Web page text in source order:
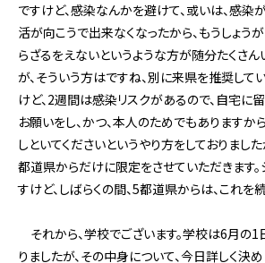
ですけど、感染なんかを避けて、或いは、感
活が向こうで出来なくなったから、もうしょ
らざるをえないというような方が随分たくさん
が、そういう方はですね、別に来県を推奨して
けど、2週間は感染リスクがあるので、自宅に
お願いをし、かつ、本人のためでもありますか
しといてくださいというやり方をしておりました
都道県からだけに限定をさせていただきます
すけど、しばらくの間、5都道県からは、これを
それから、学校でございます。学校は6月の
りましたが、その中身について、今日詳しく決め